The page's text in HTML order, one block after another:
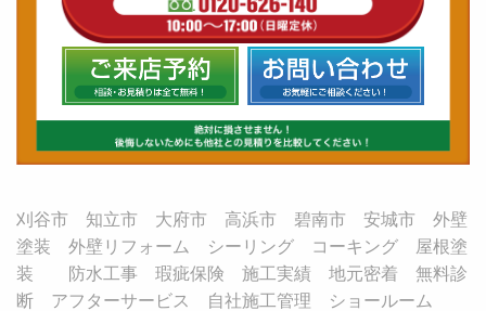
刈谷市 知立市 大府市 高浜市 碧南市 安城市 外壁
塗装 外壁リフォーム シーリング コーキング 屋根塗
装 防水工事 瑕疵保険 施工実績 地元密着 無料診
断 アフターサービス 自社施工管理 ショールーム